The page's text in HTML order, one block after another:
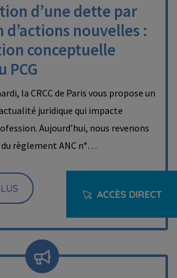
ACCÈS DIRECT
d’une dette par
nouvelles :
conceptuelle
PCG
la CRCC de Paris vous propose un
juridique qui impacte
Aujourd’hui, nous revenons
règlement ANC n°…